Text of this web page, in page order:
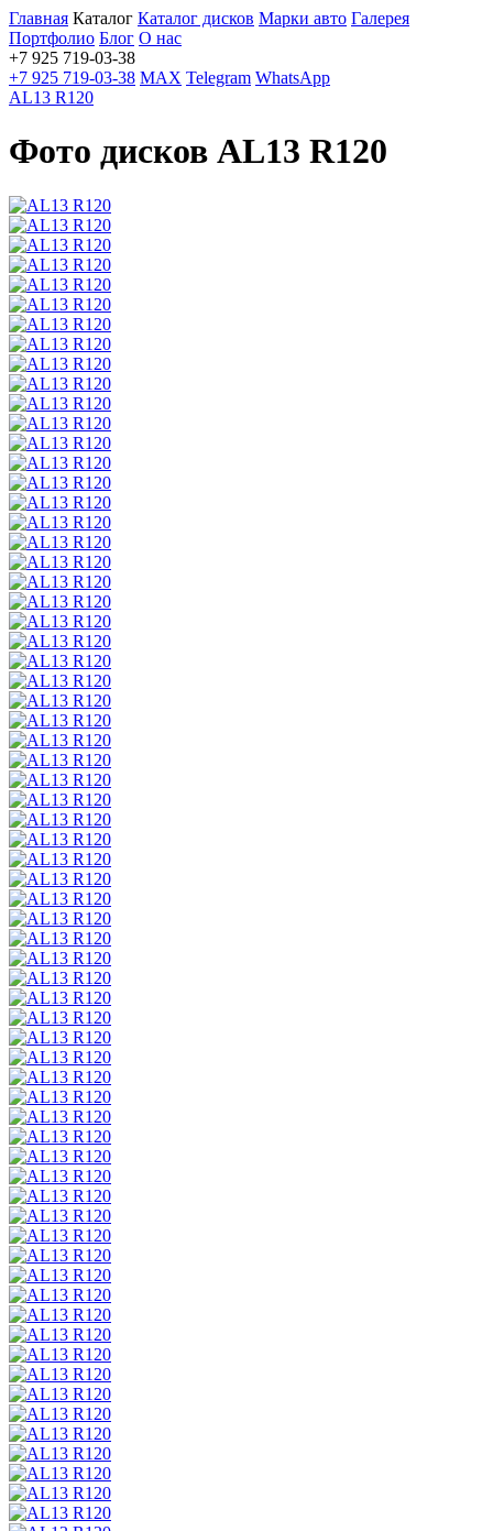
Главная Каталог Каталог дисков Марки авто Галерея
Портфолио Блог О нас
+7 925 719-03-38
+7 925 719-03-38 MAX Telegram WhatsApp
AL13 R120
Фото дисков AL13 R120